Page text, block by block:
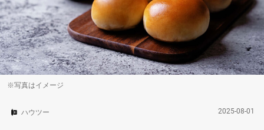
※写真はイメージ
ハウツー 2025-08-01